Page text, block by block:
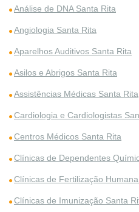
Análise de DNA Santa Rita
Angiologia Santa Rita
Aparelhos Auditivos Santa Rita
Asilos e Abrigos Santa Rita
Assistências Médicas Santa Rita
Cardiologia e Cardiologistas
Centros Médicos Santa Rita
Clínicas de Dependentes
Clínicas de Fertilização
Clínicas de Imunização Santa